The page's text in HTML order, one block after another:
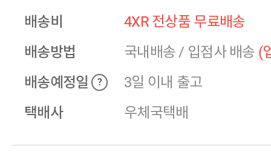
배송비
4XR 전상품 무료배송
배송방법
국내배송 / 입점사 배송 (
배송예정일
?
3일 이내 출고
택배사
우체국택배